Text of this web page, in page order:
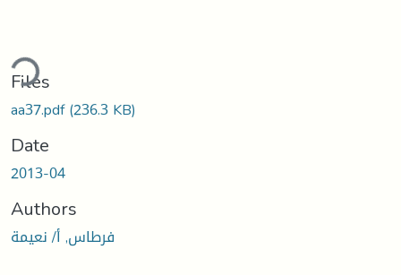
Files
aa37.pdf(236.3 KB)
Date
2013-04
Authors
فرطاس, أ/ نعيمة